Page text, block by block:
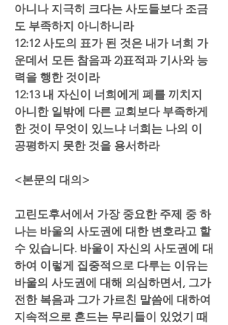
아니나 지극히 크다는 사도들보다 조금
도 부족하지 아니하니라
12:12 사도의 표가 된 것은 내가 너희 가
운데서 모든 참음과 2)표적과 기사와 능
력을 행한 것이라
12:13 내 자신이 너희에게 폐를 끼치지
아니한 일밖에 다른 교회보다 부족하게
한 것이 무엇이 있느냐 너희는 나의 이
공평하지 못한 것을 용서하라
<본문의 대의>
고린도후서에서 가장 중요한 주제 중 하
나는 바울의 사도권에 대한 변호라고 할
수 있습니다. 바울이 자신의 사도권에 대
하여 이렇게 집중적으로 다루는 이유는
바울의 사도권에 대해 의심하면서, 그가
전한 복음과 그가 가르친 말씀에 대하여
지속적으로 흔드는 무리들이 있었기 때